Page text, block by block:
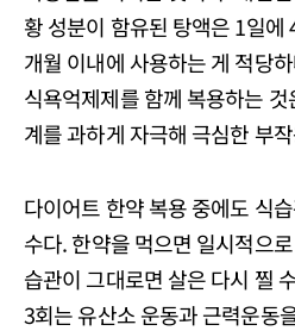
황 성분이 함유된 탕액은 1일에
개월 이내에 사용하는 게 적당
식욕억제제를 함께 복용하는
계를 과하게 자극해 극심한 부
다이어트 한약 복용 중에도 식
수다. 한약을 먹으면 일시적으
습관이 그대로면 살은 다시 찔
3회는 유산소 운동과 근력운동